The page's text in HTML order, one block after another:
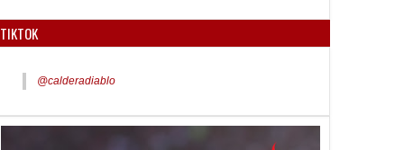
TIKTOK
@calderadiablo